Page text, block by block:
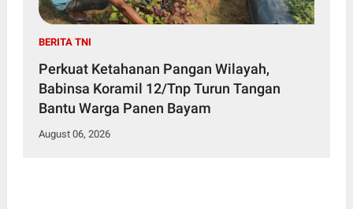
BERITA TNI
Perkuat Ketahanan Pangan Wilayah,
Babinsa Koramil 12/Tnp Turun Tangan
Bantu Warga Panen Bayam
August 06, 2026